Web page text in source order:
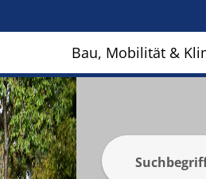
Bau, Mobilität &